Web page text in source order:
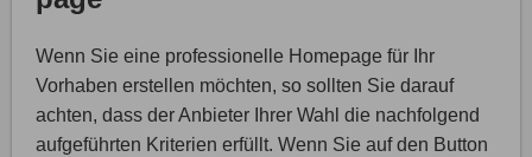
Wenn Sie eine professionelle Homepage für Ihr
Vorhaben erstellen möchten, so sollten Sie darauf
achten, dass der Anbieter Ihrer Wahl die nachfolgend
aufgeführten Kriterien erfüllt. Wenn Sie auf den Button